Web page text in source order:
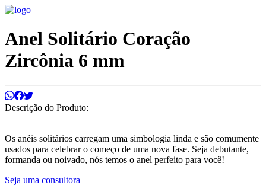
Anel Solitário Coração
Zircônia 6 mm
Descrição do Produto:
Os anéis solitários carregam uma simbologia linda e são comumente
usados para celebrar o começo de uma nova fase. Seja debutante,
formanda ou noivado, nós temos o anel perfeito para você!
Seja uma consultora